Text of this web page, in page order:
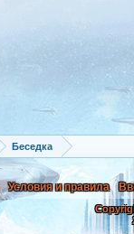
Беседка
Условия и правила